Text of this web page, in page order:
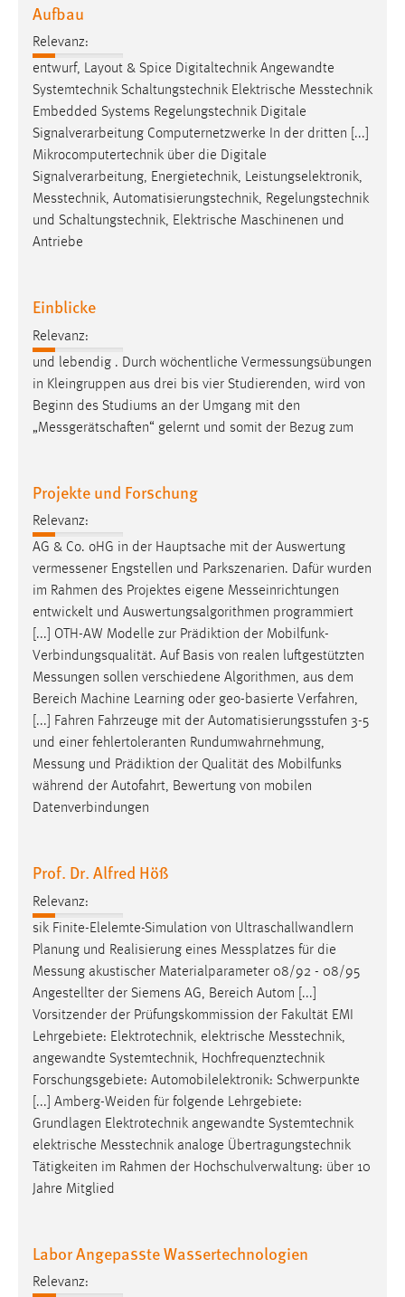
Aufbau
Relevanz:
entwurf, Layout & Spice Digitaltechnik Angewandte
Systemtechnik Schaltungstechnik Elektrische Messtechnik
Embedded Systems Regelungstechnik Digitale
Signalverarbeitung Computernetzwerke In der dritten [...]
Mikrocomputertechnik über die Digitale
Signalverarbeitung, Energietechnik, Leistungselektronik,
Messtechnik, Automatisierungstechnik, Regelungstechnik
und Schaltungstechnik, Elektrische Maschinenen und
Antriebe
Einblicke
Relevanz:
und lebendig . Durch wöchentliche Vermessungsübungen
in Kleingruppen aus drei bis vier Studierenden, wird von
Beginn des Studiums an der Umgang mit den
„Messgerätschaften“ gelernt und somit der Bezug zum
Projekte und Forschung
Relevanz:
AG & Co. oHG in der Hauptsache mit der Auswertung
vermessener Engstellen und Parkszenarien. Dafür wurden
im Rahmen des Projektes eigene Messeinrichtungen
entwickelt und Auswertungsalgorithmen programmiert
[...] OTH-AW Modelle zur Prädiktion der Mobilfunk-
Verbindungsqualität. Auf Basis von realen luftgestützten
Messungen sollen verschiedene Algorithmen, aus dem
Bereich Machine Learning oder geo-basierte Verfahren,
[...] Fahren Fahrzeuge mit der Automatisierungsstufen 3-5
und einer fehlertoleranten Rundumwahrnehmung,
Messung und Prädiktion der Qualität des Mobilfunks
während der Autofahrt, Bewertung von mobilen
Datenverbindungen
Prof. Dr. Alfred Höß
Relevanz:
sik Finite-Elelemte-Simulation von Ultraschallwandlern
Planung und Realisierung eines Messplatzes für die
Messung akustischer Materialparameter 08/92 - 08/95
Angestellter der Siemens AG, Bereich Autom [...]
Vorsitzender der Prüfungskommission der Fakultät EMI
Lehrgebiete: Elektro­tech­nik, elek­trische Mess­technik,
angewandte Systemtechnik, Hochfrequenztechnik
Forschungsgebiete: Automobilelektronik: Schwerpunkte
[...] Amberg-Weiden für folgende Lehrgebiete:
Grundlagen Elektrotechnik angewandte Systemtechnik
elektrische Messtechnik analoge Übertragungstechnik
Tätigkeiten im Rahmen der Hochschulverwaltung: über 10
Jahre Mitglied
Labor Angepasste Wassertechnologien
Relevanz: